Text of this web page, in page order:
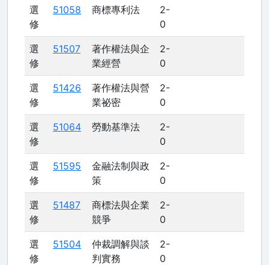
選
修
51058 商標專利法
2-
0
選
修
51507
著作權法與企
業經營
2-
0
選
修
51426
著作權法與營
業祕密
2-
0
選
修
51064 勞動基準法
2-
0
選
修
51595
金融法制與政
策
2-
0
選
修
51487
商標法與企業
競爭
2-
0
選
修
51504
仲裁調解與談
判實務
2-
0